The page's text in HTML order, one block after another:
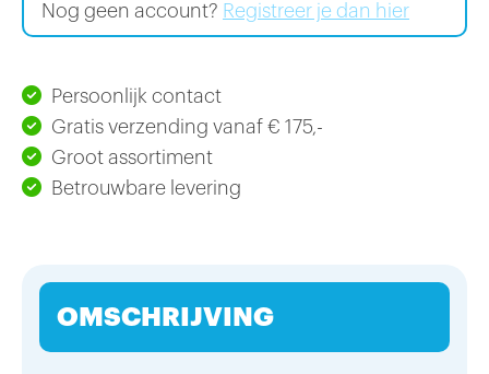
Nog geen account? Registreer je dan hier
Persoonlijk contact
Gratis verzending vanaf € 175,-
Groot assortiment
Betrouwbare levering
OMSCHRIJVING